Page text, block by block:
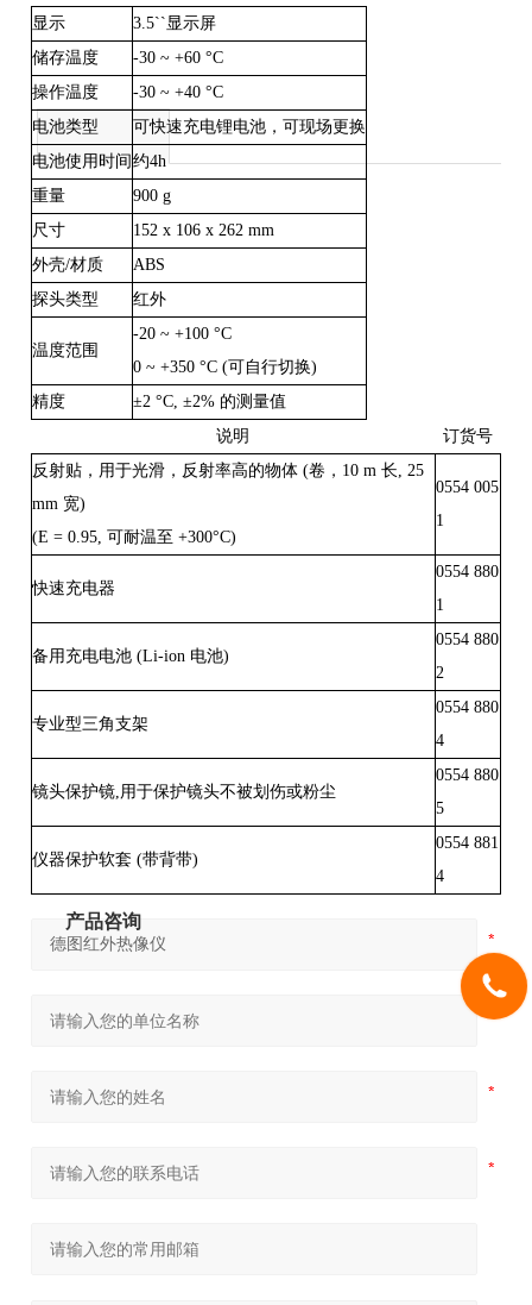
显示
3.5``显示屏
储存温度
-30 ~ +60 °C
操作温度
-30 ~ +40 °C
电池类型
可快速充电锂电池，可现场更换
电池使用时间 约4h
重量
900 g
尺寸
152 x 106 x 262 mm
外壳/材质
ABS
探头类型
红外
温度范围
-20 ~ +100 °C
0 ~ +350 °C (可自行切换)
精度
±2 °C, ±2% 的测量值
说明
订货号
反射贴，用于光滑，反射率高的物体 (卷，10 m 长, 25
mm 宽)
(E = 0.95, 可耐温至 +300°C)
0554 005
1
快速充电器
0554 880
1
备用充电电池 (Li-ion 电池)
0554 880
2
专业型三角支架
0554 880
4
镜头保护镜,用于保护镜头不被划伤或粉尘
0554 880
5
仪器保护软套 (带背带)
0554 881
4
产品咨询